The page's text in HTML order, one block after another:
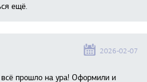
ещё.
2026-02-07
прошло на ура! Оформили и